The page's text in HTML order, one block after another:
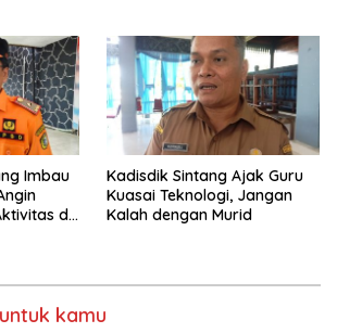
Imbau
di
Kadisdik Sintang Ajak Guru
Kuasai Teknologi, Jangan
Kalah dengan Murid
kamu